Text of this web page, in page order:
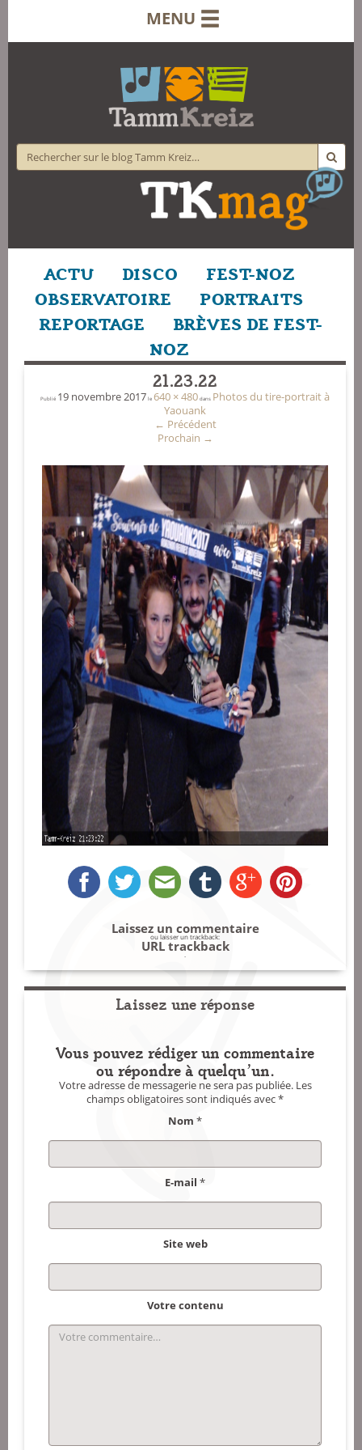
MENU
ACTU DISCO
FEST-NOZ
OBSERVATOIRE
PORTRAITS
REPORTAGE
BRÈVES DE FEST-
NOZ
21.23.22
Publié 19 novembre 2017 le 640 × 480 dans Photos du tire-portrait à
Yaouank
← Précédent
Prochain →
Laissez un commentaire
ou laisser un trackback:
URL trackback
Laissez une réponse
Vous pouvez rédiger un commentaire
ou répondre à quelqu'un.
Votre adresse de messagerie ne sera pas publiée.Les
champs obligatoires sont indiqués avec*
Nom *
E-mail *
Site web
Votre contenu